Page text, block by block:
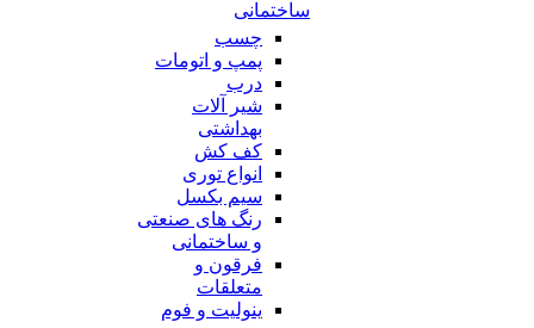
ساختمانی
چسب
پمپ و اتومات
درب
شیر آلات
بهداشتی
کف کش
انواع توری
سیم بکسل
رنگ های صنعتی
و ساختمانی
فرقون و
متعلقات
ینولیت و فوم